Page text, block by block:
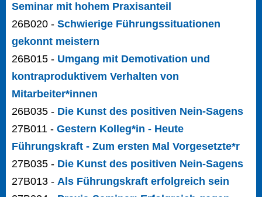
Seminar mit hohem Praxisanteil
26B020 - Schwierige Führungssituationen
gekonnt meistern
26B015 - Umgang mit Demotivation und
kontraproduktivem Verhalten von
Mitarbeiter*innen
26B035 - Die Kunst des positiven Nein-Sagens
27B011 - Gestern Kolleg*in - Heute
Führungskraft - Zum ersten Mal Vorgesetzte*r
27B035 - Die Kunst des positiven Nein-Sagens
27B013 - Als Führungskraft erfolgreich sein